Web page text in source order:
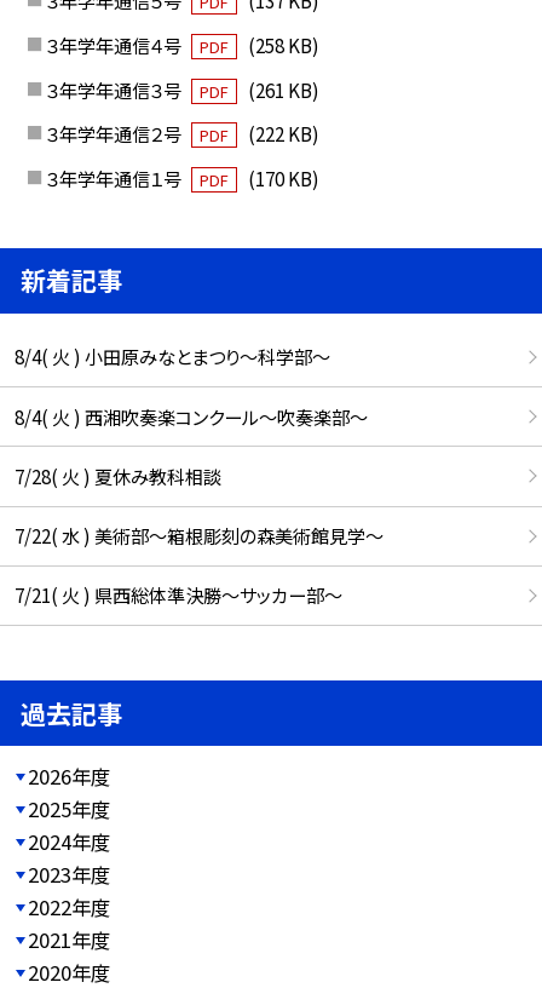
３年学年通信４号
PDF
(258 KB)
３年学年通信３号
PDF
(261 KB)
３年学年通信２号
PDF
(222 KB)
３年学年通信１号
PDF (170 KB)
新着記事
8/4( 火 ) 小田原みなとまつり～科学部～
8/4( 火 ) 西湘吹奏楽コンクール～吹奏楽部～
7/28( 火 ) 夏休み教科相談
7/22( 水 ) 美術部～箱根彫刻の森美術館見学～
7/21( 火 ) 県西総体準決勝～サッカー部～
過去記事
2026年度
2025年度
2024年度
2023年度
2022年度
2021年度
2020年度